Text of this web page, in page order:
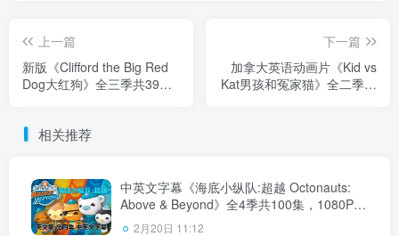
上一篇
新版《Clifford the Big Red
Dog大红狗》全三季共39
下一篇
加拿大英语动画片《Kid vs
Kat男孩和冤家猫》全二季共
相关推荐
中英文字幕《海底小纵队:超越 Octonauts:
Above & Beyond》全4季共100集，1080P高
清视频动画片，百度网盘下载！
2月20日 11:12